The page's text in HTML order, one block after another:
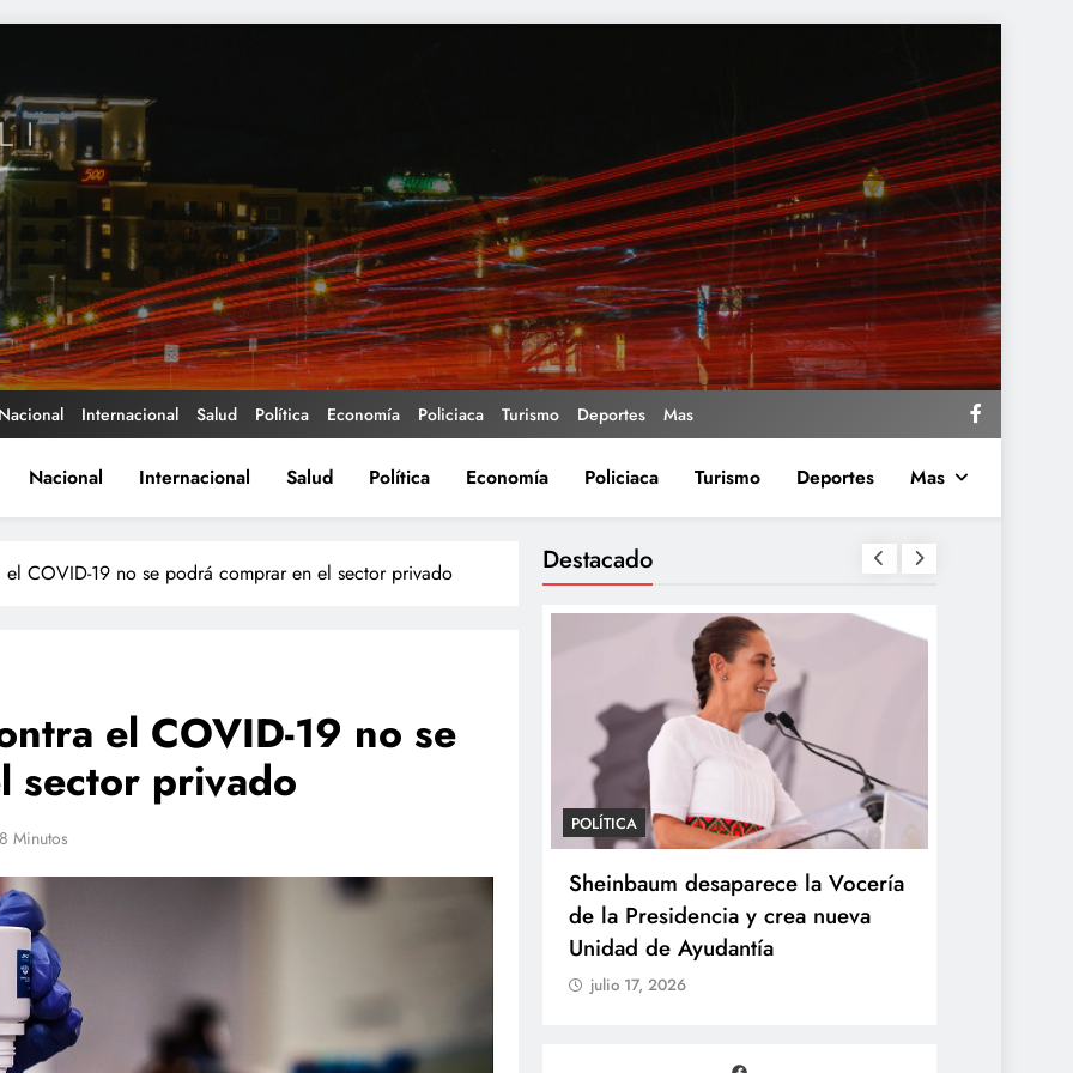
Nacional Internacional Salud Política Economía Policiaca Turismo Deportes Mas
Nacional Internacional Salud Política Economía Policiaca Turismo Deportes Mas
COVID-19 no se podrá comprar en el sector privado
el COVID-19 no se
sector privado
8 Minutos
Destacado
de
a finales
Camionazo en Sonora deja un
muerto y 39 lesionados en la
POLÍTICA
Sheinbaum desaparece la Vocería
de la Presidencia y crea nueva
Unidad de Ayudantía
julio 17, 2026